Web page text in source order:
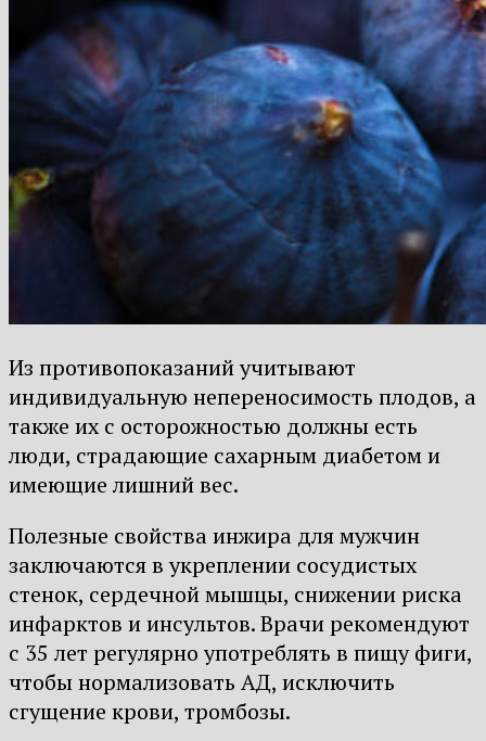
Из противопоказаний учитывают
индивидуальную непереносимость плодов, а
также их с осторожностью должны есть
люди, страдающие сахарным диабетом и
имеющие лишний вес.
Полезные свойства инжира для мужчин
заключаются в укреплении сосудистых
стенок, сердечной мышцы, снижении риска
инфарктов и инсультов. Врачи рекомендуют
с 35 лет регулярно употреблять в пищу фиги,
чтобы нормализовать АД, исключить
сгущение крови, тромбозы.